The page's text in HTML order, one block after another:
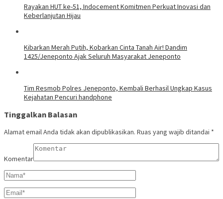
Rayakan HUT ke-51, Indocement Komitmen Perkuat Inovasi dan
Keberlanjutan Hijau
Kibarkan Merah Putih, Kobarkan Cinta Tanah Air! Dandim
1425/Jeneponto Ajak Seluruh Masyarakat Jeneponto
Tim Resmob Polres Jeneponto, Kembali Berhasil Ungkap Kasus
Kejahatan Pencuri handphone
Tinggalkan Balasan
Alamat email Anda tidak akan dipublikasikan. Ruas yang wajib ditandai *
Komentar